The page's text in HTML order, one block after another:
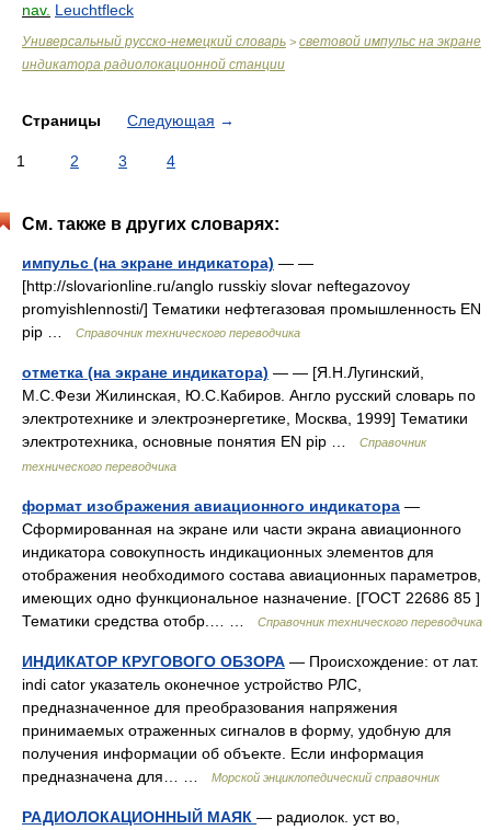
nav. Leuchtfleck
Универсальный русско-немецкий словарь > световой импульс на экране
индикатора радиолокационной станции
Страницы Следующая →
1 2 3 4
См. также в других словарях:
импульс (на экране индикатора) — —
[http://slovarionline.ru/anglo russkiy slovar neftegazovoy
promyishlennosti/] Тематики нефтегазовая промышленность EN
pip …
Справочник технического переводчика
отметка (на экране индикатора) — — [Я.Н.Лугинский,
М.С.Фези Жилинская, Ю.С.Кабиров. Англо русский словарь по
электротехнике и электроэнергетике, Москва, 1999] Тематики
электротехника, основные понятия EN pip …
Справочник
технического переводчика
формат изображения авиационного индикатора —
Сформированная на экране или части экрана авиационного
индикатора совокупность индикационных элементов для
отображения необходимого состава авиационных параметров,
имеющих одно функциональное назначение. [ГОСТ 22686 85 ]
Тематики средства отобр.… …
Справочник технического переводчика
ИНДИКАТОР КРУГОВОГО ОБЗОРА — Происхождение: от лат.
indi cator указатель оконечное устройство РЛС,
предназначенное для преобразования напряжения
принимаемых отраженных сигналов в форму, удобную для
получения информации об объекте. Если информация
предназначена для… …
Морской энциклопедический справочник
РАДИОЛОКАЦИОННЫЙ МАЯК — радиолок. уст во,